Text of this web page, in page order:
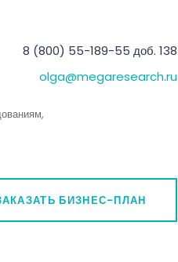
штамповочное производство
и вагоностроение
бытовых машин и
оборудование
машиностроение
8 (800) 55-189-55 доб. 138
olga@megaresearch.ru
БИЗНЕС-ПЛАН